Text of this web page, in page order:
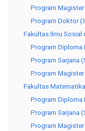
Program Magister
Program Doktor
Fakultas Ilmu Sosial
Program Diploma
Program Sarjana
Program Magister
Fakultas
Program Diploma
Program Sarjana
Program Magister